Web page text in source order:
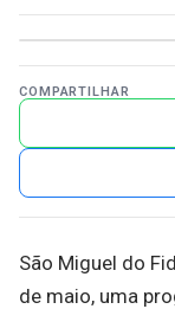
COMPARTILHAR
São Miguel do
de maio, uma